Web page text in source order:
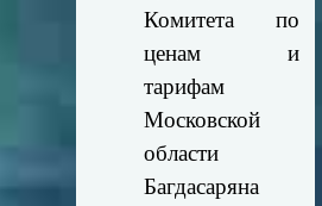
Комитета по
ценам и
тарифам
Московской
области
Багдасаряна